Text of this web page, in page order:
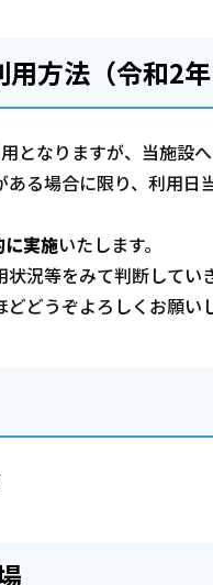
用方法（令和2
となりますが、当施設
る場合に限り、利用
実施いたします。
況等をみて判断してい
どうぞよろしくお願い